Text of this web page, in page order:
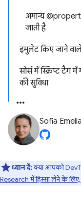
अमान्य
जाती है
इमुलेट किए जाने
सोर्स में स्क्रिप्ट टैग
की सुविधा
Sofia
ध्यान दें:क्या आपको
Research में हिस्सा लेने के लिए,